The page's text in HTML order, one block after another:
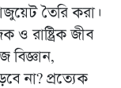
তৈরি করা।
ও রাষ্ট্রিক জীব
বিজ্ঞান,
না? প্রত্যেক